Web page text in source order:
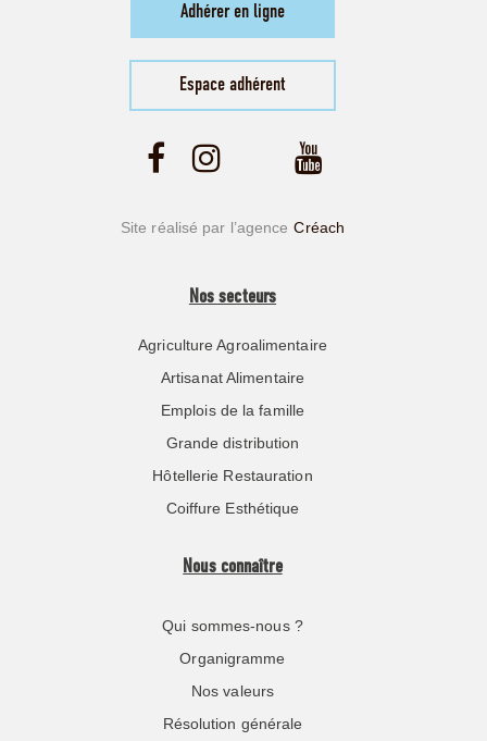
Adhérer en ligne
Espace adhérent
Site réalisé par l’agence Créach
Nos secteurs
Agriculture Agroalimentaire
Artisanat Alimentaire
Emplois de la famille
Grande distribution
Hôtellerie Restauration
Coiffure Esthétique
Nous connaître
Qui sommes-nous ?
Organigramme
Nos valeurs
Résolution générale